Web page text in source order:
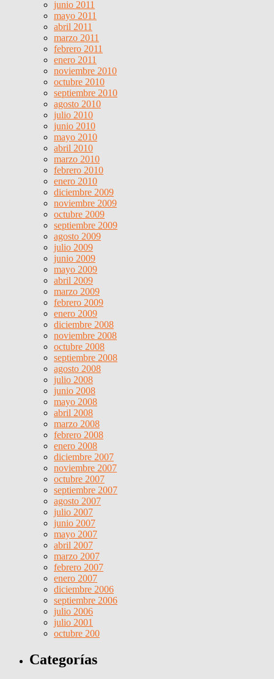
junio 2011
mayo 2011
abril 2011
marzo 2011
febrero 2011
enero 2011
noviembre 2010
octubre 2010
septiembre 2010
agosto 2010
julio 2010
junio 2010
mayo 2010
abril 2010
marzo 2010
febrero 2010
enero 2010
diciembre 2009
noviembre 2009
octubre 2009
septiembre 2009
agosto 2009
julio 2009
junio 2009
mayo 2009
abril 2009
marzo 2009
febrero 2009
enero 2009
diciembre 2008
noviembre 2008
octubre 2008
septiembre 2008
agosto 2008
julio 2008
junio 2008
mayo 2008
abril 2008
marzo 2008
febrero 2008
enero 2008
diciembre 2007
noviembre 2007
octubre 2007
septiembre 2007
agosto 2007
julio 2007
junio 2007
mayo 2007
abril 2007
marzo 2007
febrero 2007
enero 2007
diciembre 2006
septiembre 2006
julio 2006
julio 2001
octubre 200
Categorías